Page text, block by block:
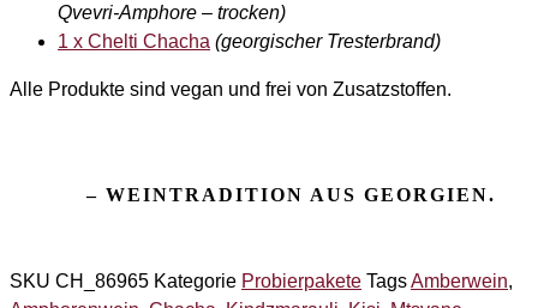
Qvevri-Amphore – trocken)
1 x Chelti Chacha (georgischer Tresterbrand)
Alle Produkte sind vegan und frei von Zusatzstoffen.
SKU CH_86965 Kategorie Probierpakete TagsAmberwein,